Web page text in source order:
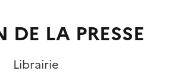
DE LA PRESSE
Librairie